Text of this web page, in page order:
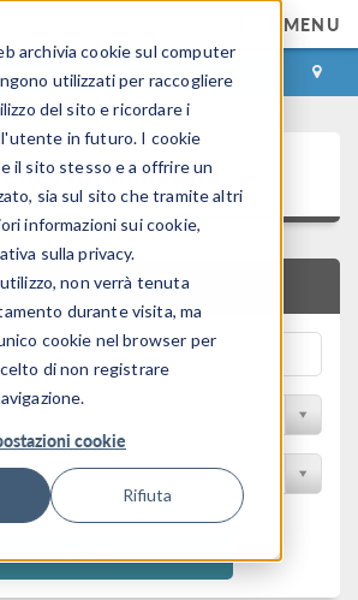
archivia cookie sul computer
utilizzati per raccogliere
del sito e ricordare i
in futuro. I cookie
il sito stesso e a offrire un
sia sul sito che tramite altri
informazioni sui cookie,
sulla privacy.
non verrà tenuta
durante visita, ma
cookie nel browser per
di non registrare
cookie
Rifiuta
MENU
ACCEDI CONTACT
Applicazioni
Filtra